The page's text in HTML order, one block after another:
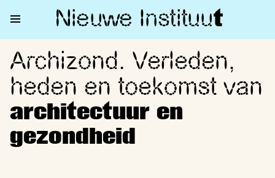
Nieuwe Instituut
Archizond. Verleden, heden
Archizond. Verleden,
heden en toekomst van
architectuur en
gezondheid